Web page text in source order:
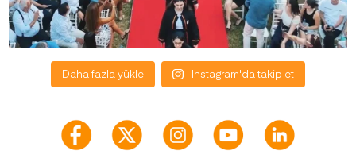
Daha fazla yükle Instagram'da takip et